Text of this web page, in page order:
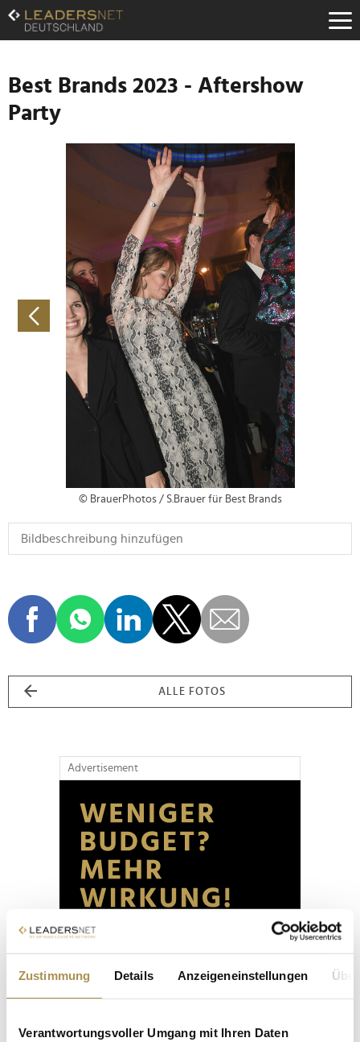
Zustimmung Details Anzeigeneinstellungen
Verantwortungsvoller Umgang mit Ihren Daten
Zum
Inhalt
Zur
Navigation
Zur
Hauptnavigation
Best Brands 2023 - Aftershow
Party
© BrauerPhotos / S.Brauer für Best Brands
ALLE FOTOS
Advertisement